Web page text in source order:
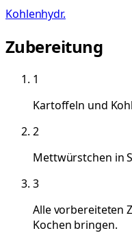
Kohlenhydr.
Zubereitung
1
Kartoffeln und
2
Mettwürstchen in
3
Alle vorbereiteten
Kochen bringen.